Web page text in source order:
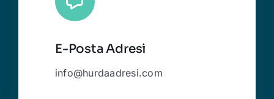
E-Posta Adresi
info@hurdaadresi.com